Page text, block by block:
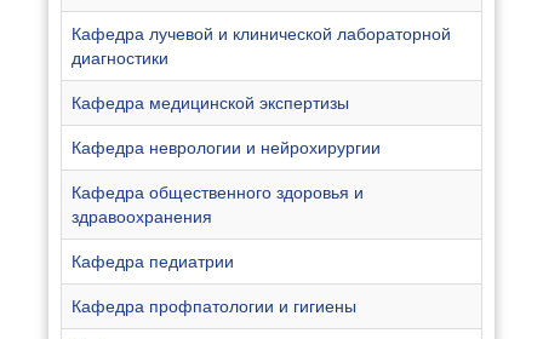
Кафедра лучевой и клинической лабораторной
диагностики
Кафедра медицинской экспертизы
Кафедра неврологии и нейрохирургии
Кафедра общественного здоровья и
здравоохранения
Кафедра педиатрии
Кафедра профпатологии и гигиены